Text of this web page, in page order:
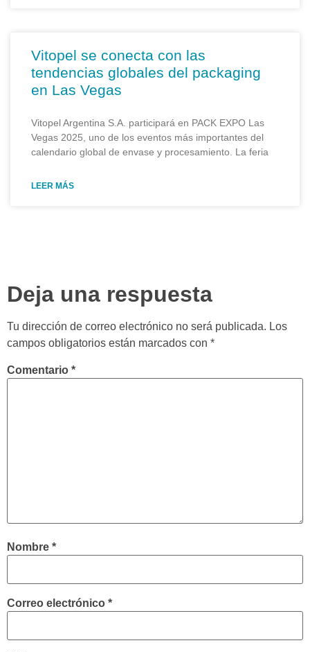
Vitopel se conecta con las
tendencias globales del packaging
en Las Vegas
Vitopel Argentina S.A. participará en PACK EXPO Las
Vegas 2025, uno de los eventos más importantes del
calendario global de envase y procesamiento. La feria
LEER MÁS
Deja una respuesta
Tu dirección de correo electrónico no será publicada. Los
campos obligatorios están marcados con *
Comentario *
Nombre *
Correo electrónico *